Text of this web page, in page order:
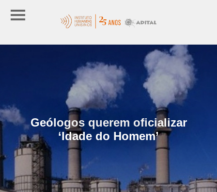
Geólogos querem oficializar
‘Idade do Homem’